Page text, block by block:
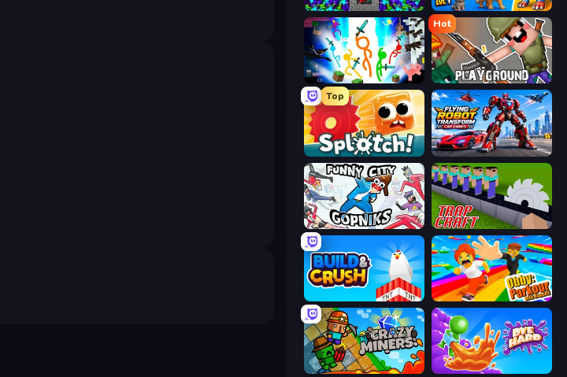
Stick Epic Fighter Ultimate Evolution
Stickman Epic
Hot
Playground
Top
Splotch! Flying Robot Transform Car Games
Funny City: Gopniks Trap Craft
Build and Crush Obby: Parkour with Ragdoll
Crazy Miners Dye Hard